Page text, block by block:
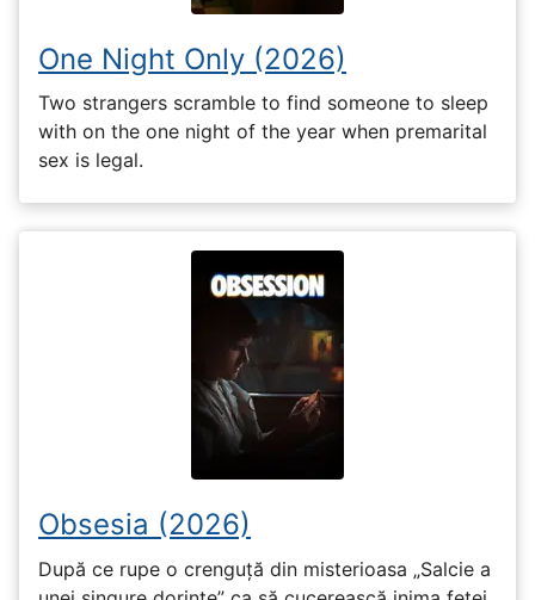
One Night Only (2026)
Two strangers scramble to find someone to sleep
with on the one night of the year when premarital
sex is legal.
Obsesia (2026)
După ce rupe o crenguță din misterioasa „Salcie a